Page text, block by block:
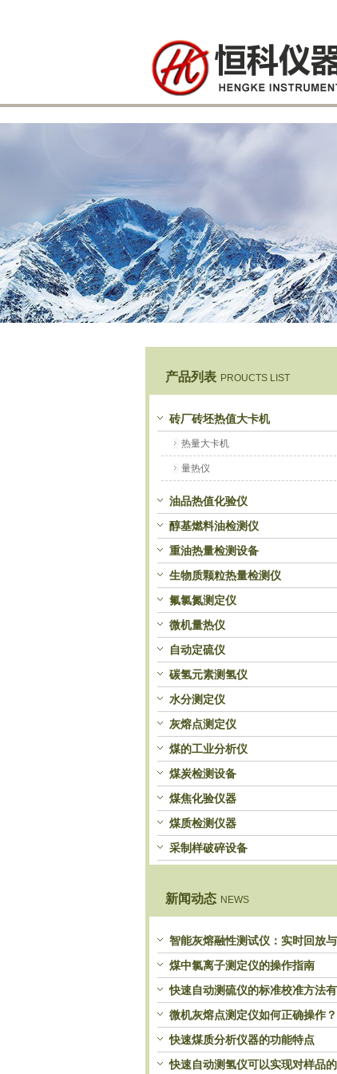
产品列表 PROUCTS LIST
砖厂砖坯热值大卡机
热量大卡机
量热仪
油品热值化验仪
醇基燃料油检测仪
重油热量检测设备
生物质颗粒热量检测仪
氟氯氮测定仪
微机量热仪
自动定硫仪
碳氢元素测氢仪
水分测定仪
灰熔点测定仪
煤的工业分析仪
煤炭检测设备
煤焦化验仪器
煤质检测仪器
采制样破碎设备
新闻动态 NEWS
智能灰熔融性测试仪：实时回放与
历史分析，解锁灰熔特性精准洞察
煤中氯离子测定仪的操作指南
快速自动测硫仪的标准校准方法有
哪些？
微机灰熔点测定仪如何正确操作？
快速煤质分析仪器的功能特点
快速自动测氢仪可以实现对样品的